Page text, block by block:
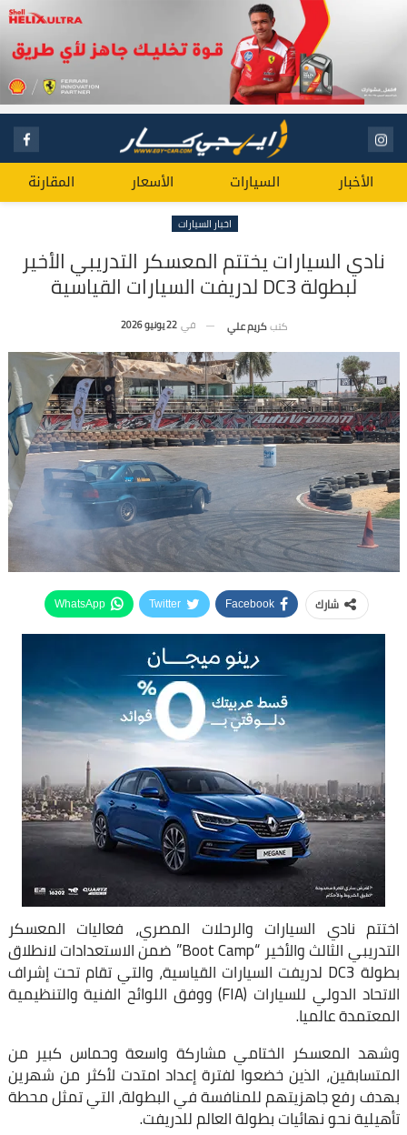
الأخبار السيارات الأسعار المقارنة
اخبار السيارات
نادي السيارات يختتم المعسكر التدريبي الأخير
لبطولة ‏DC3‎‏ لدريفت ‏السيارات القياسية
كتب كريم علي في 22 يونيو 2026
شارك Facebook
Twitter
WhatsApp
اختتم نادي السيارات والرحلات المصري، فعاليات المعسكر
التدريبي الثالث والأخير “‏Boot Camp‏” ضمن ‏الاستعدادات لانطلاق
بطولة ‏DC3‎‏ لدريفت السيارات القياسية، والتي تقام تحت ‏إشراف
الاتحاد الدولي للسيارات (‏FIA‏) ووفق اللوائح الفنية والتنظيمية
المعتمدة ‏عالميا.‏
وشهد المعسكر الختامي مشاركة واسعة وحماس كبير من
المتسابقين، الذين ‏خضعوا لفترة إعداد امتدت لأكثر من شهرين
بهدف رفع جاهزيتهم للمنافسة في ‏البطولة، التي تمثل محطة
تأهيلية نحو نهائيات بطولة العالم للدريفت.‏